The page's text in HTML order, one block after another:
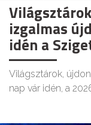
izgalmas
idén a
Világsztárok,
nap vár idén, a